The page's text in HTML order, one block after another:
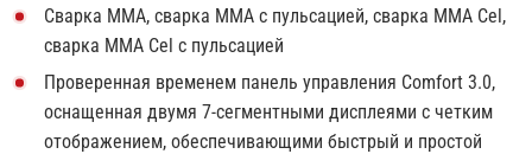
Сварка MMA, сварка ММА с пульсацией, сварка MMA Cel,
сварка MMA Cel с пульсацией
Проверенная временем панель управления Comfort 3.0,
оснащенная двумя 7-сегментными дисплеями с четким
отображением, обеспечивающими быстрый и простой